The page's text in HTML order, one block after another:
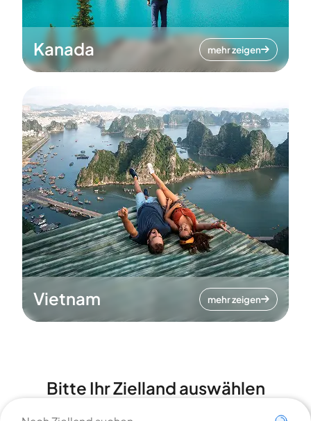
Kanada mehr zeigen
Vietnam mehr zeigen
Bitte Ihr Zielland auswählen